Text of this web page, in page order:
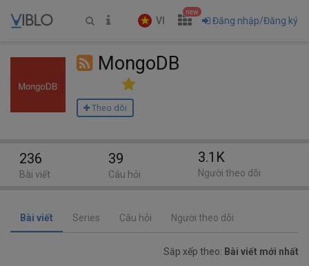
VI
new
Đăng nhập/Đăng ký
MongoDB
Theo dõi
Bài viết Series Câu hỏi Người theo dõi
Sắp xếp theo: Bài viết mới nhất
236
Bài viết
39
Câu hỏi
3.1K
Người theo dõi